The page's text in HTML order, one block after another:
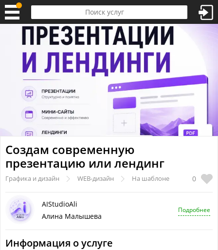
Создам современную
презентацию или лендинг
0
Графика и дизайн WEB-дизайн На шаблоне
AIStudioAli
Алина Малышева
Подробнее
Информация о услуге